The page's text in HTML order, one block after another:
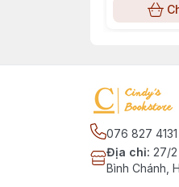
076 827 4131
Địa chỉ: 27/2
Bình Chánh,